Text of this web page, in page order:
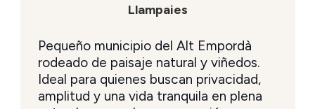
Llampaies
Pequeño municipio del Alt Empordà
rodeado de paisaje natural y viñedos.
Ideal para quienes buscan privacidad,
amplitud y una vida tranquila en plena